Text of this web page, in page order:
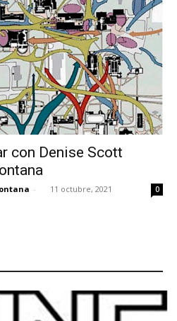
con Denise Scott
- 11 octubre, 2021 0